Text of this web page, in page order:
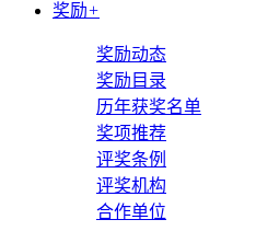
奖励+
奖励动态
奖励目录
历年获奖名单
奖项推荐
评奖条例
评奖机构
合作单位